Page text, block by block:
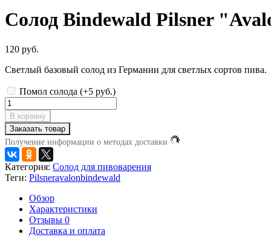
Солод Bindewald Pilsner
120 руб.
Светлый базовый солод из Германии для светлых сортов пива.
Помол солода (+5 руб.)
В корзину
Заказать товар
Получение информации о методах доставки
Категория: Солод для пивоварения
Теги: Pilsneravalonbindewald
Обзор
Характеристики
Отзывы 0
Доставка и оплата